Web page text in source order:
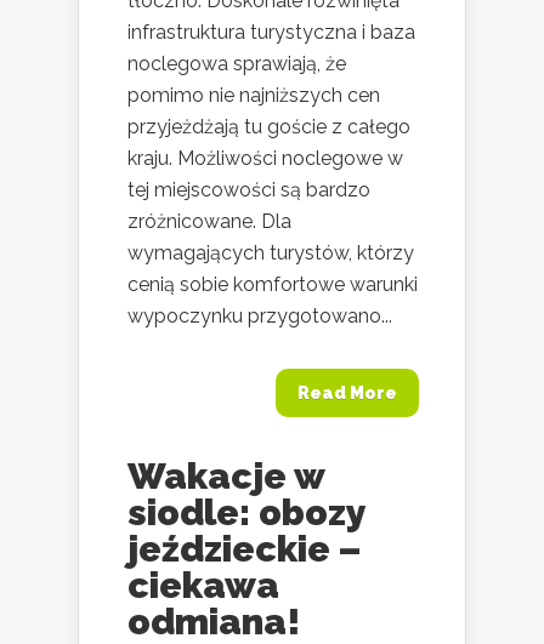
infrastruktura turystyczna i baza
noclegowa sprawiają, że
pomimo nie najniższych cen
przyjeżdżają tu goście z całego
kraju. Możliwości noclegowe w
tej miejscowości są bardzo
zróżnicowane. Dla
wymagających turystów, którzy
cenią sobie komfortowe warunki
wypoczynku przygotowano...
Read More
Wakacje w
siodle: obozy
jeździeckie –
ciekawa
odmiana!